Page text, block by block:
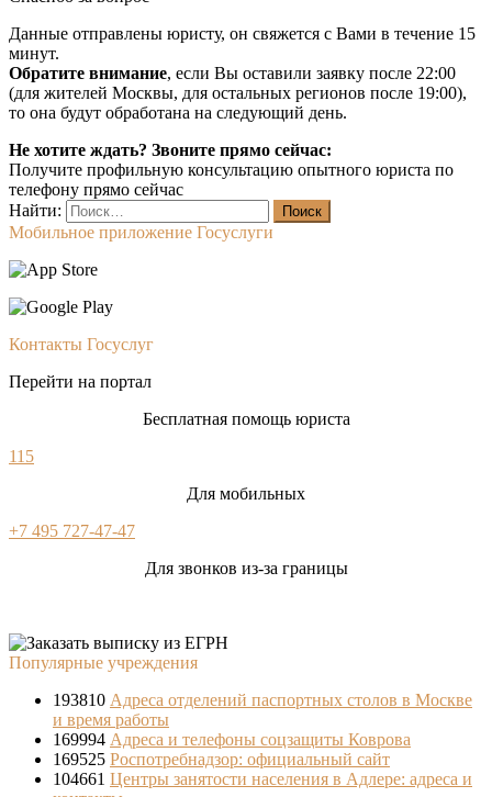
Данные отправлены юристу, он свяжется с Вами в течение 15
минут.
Обратите внимание, если Вы оставили заявку после 22:00
(для жителей Москвы, для остальных регионов после 19:00),
то она будут обработана на следующий день.
Не хотите ждать? Звоните прямо сейчас:
Получите профильную консультацию опытного юриста по
телефону прямо сейчас
Найти:
Мобильное приложение Госуслуги
Контакты Госуслуг
Перейти на портал
Бесплатная помощь юриста
115
Для мобильных
+7 495 727-47-47
Для звонков из-за границы
Популярные учреждения
193810 Адреса отделений паспортных столов в Москве
и время работы
169994 Адреса и телефоны соцзащиты Коврова
169525 Роспотребнадзор: официальный сайт
104661 Центры занятости населения в Адлере: адреса и